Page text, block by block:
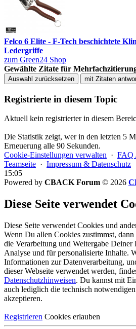
Felco 6 Elite - F-Tech beschichtete
Ledergriffe
zum Green24 Shop
Gewählte Zitate für
Auswahl zurücksetzen mit Zitaten
Registrierte in diesem Topic
Aktuell kein registrierter in diesem
Die Statistik zeigt, wer in den letzten 5
Erneuerung alle 90 Sekunden.
Cookie-Einstellungen verwalten · FAQ
Teamseite · Impressum & Datenschutz
15:05
Powered by CBACK Forum © 2026
Diese Seite verwendet
Diese Seite verwendet Cookies und
Wenn Du allen Cookies zustimmst, dann
die Verarbeitung und Weitergabe Deiner
Analyse und für personalisierte Inhalte.
Informationen zur Datenverarbeitung,
dieser Webseite verwendet werden,
Datenschutzhinweisen. Du kannst mit
auch lediglich die technisch
akzeptieren.
Registrieren Cookies erlauben